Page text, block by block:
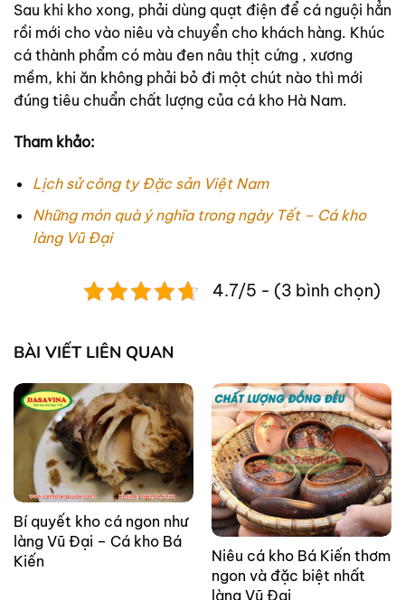
Sau khi kho xong, phải dùng quạt điện để cá nguội hẳn
rồi mới cho vào niêu và chuyển cho khách hàng. Khúc
cá thành phẩm có màu đen nâu thịt cứng , xương
mềm, khi ăn không phải bỏ đi một chút nào thì mới
đúng tiêu chuẩn chất lượng của cá kho Hà Nam.
Tham khảo:
Lịch sử công ty Đặc sản Việt Nam
Những món quà ý nghĩa trong ngày Tết – Cá kho
làng Vũ Đại
4.7/5 - (3 bình chọn)
BÀI VIẾT LIÊN QUAN
Bí quyết kho cá ngon như
làng Vũ Đại – Cá kho Bá
Kiến
Niêu cá kho Bá Kiến thơm
ngon và đặc biệt nhất
làng Vũ Đại